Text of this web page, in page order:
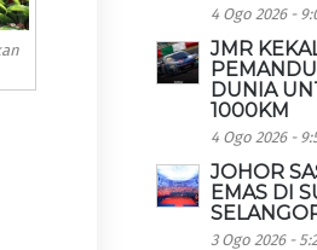
4 Ogo 2026 -
JMR
DUNIA
1000KM
4 Ogo 2026 -
JOHOR
EMAS DI
3 Ogo 2026 -